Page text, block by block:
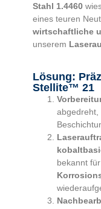
Stahl 1.4460
eines teuren
wirtschaftliche
unserem
Lösung:
Stellite™ 21
abgedreht,
bekannt